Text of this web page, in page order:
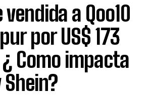
a Qoo10
por US$ 173
Como impacta
Shein?